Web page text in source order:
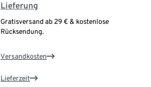
Lieferung
Gratisversand ab 29 € & kostenlose
Rücksendung.
Versandkosten
Lieferzeit